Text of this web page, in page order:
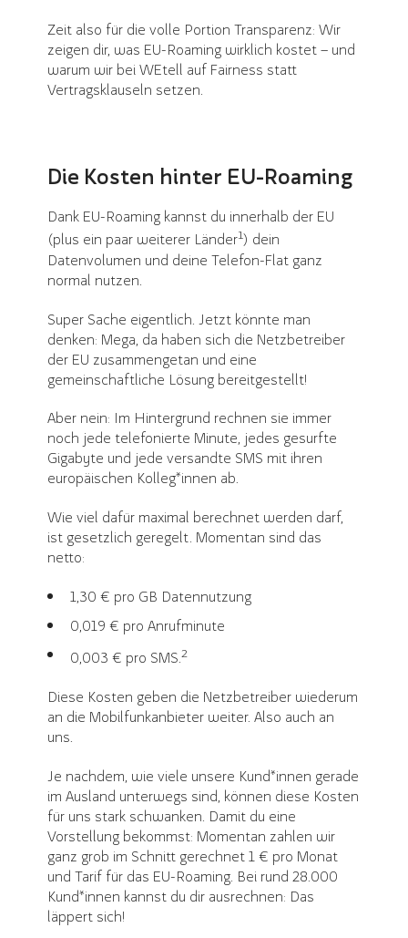
Zeit also für die volle Portion Transparenz: Wir
zeigen dir, was EU-Roaming wirklich kostet – und
warum wir bei WEtell auf Fairness statt
Vertragsklauseln setzen.
Die Kosten hinter EU-Roaming
Dank EU-Roaming kannst du innerhalb der EU
(plus ein paar weiterer Länder1) dein
Datenvolumen und deine Telefon-Flat ganz
normal nutzen.
Super Sache eigentlich. Jetzt könnte man
denken: Mega, da haben sich die Netzbetreiber
der EU zusammengetan und eine
gemeinschaftliche Lösung bereitgestellt!
Aber nein: Im Hintergrund rechnen sie immer
noch jede telefonierte Minute, jedes gesurfte
Gigabyte und jede versandte SMS mit ihren
europäischen Kolleg*innen ab.
Wie viel dafür maximal berechnet werden darf,
ist gesetzlich geregelt. Momentan sind das
netto:
1,30 € pro GB Datennutzung
0,019 € pro Anrufminute
0,003 € pro SMS.2
Diese Kosten geben die Netzbetreiber wiederum
an die Mobilfunkanbieter weiter. Also auch an
uns.
Je nachdem, wie viele unsere Kund*innen gerade
im Ausland unterwegs sind, können diese Kosten
für uns stark schwanken. Damit du eine
Vorstellung bekommst: Momentan zahlen wir
ganz grob im Schnitt gerechnet 1 € pro Monat
und Tarif für das EU-Roaming. Bei rund 28.000
Kund*innen kannst du dir ausrechnen: Das
läppert sich!